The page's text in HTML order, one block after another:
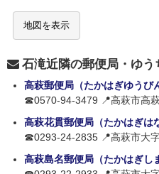
地図を表示
石滝近隣の郵便局・ゆう
高萩郵便局（たかはぎゆうび
☎0570-94-3479 📍高萩市高
高萩花貫郵便局（たかはぎは
☎0293-24-2835 📍高萩市大
高萩島名郵便局（たかはぎし